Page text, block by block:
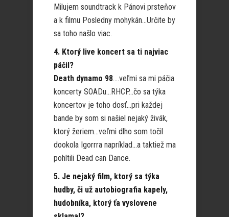
Milujem soundtrack k Pánovi prsteňov
a k filmu Posledny mohykán…Určite by
sa toho našlo viac.
4. Ktorý live koncert sa ti najviac
páčil?
Death dynamo 98….veľmi sa mi páčia
koncerty SOADu…RHCP…čo sa týka
koncertov je toho dosť…pri každej
bande by som si našiel nejaký živák,
ktorý žeriem…veľmi dlho som točil
dookola Igorrra napríklad…a taktiež ma
pohltili Dead can Dance.
5. Je nejaký film, ktorý sa týka
hudby, či už autobiografia kapely,
hudobníka, ktorý ťa vyslovene